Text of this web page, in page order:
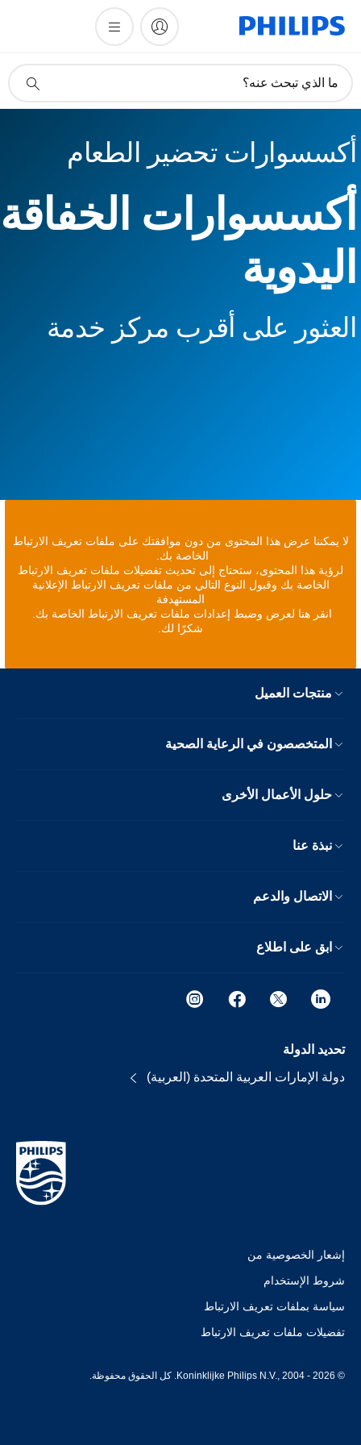
دعم
ما الذي تبحث عنه؟
أكسسوارات تحضير الطعام
أكسسوارات الخفاقة
اليدوية
العثور على أقرب مركز خدمة
لا يمكننا عرض هذا المحتوى من دون موافقتك على ملفات تعريف الارتباط
الخاصة بك.
لرؤية هذا المحتوى، ستحتاج إلى تحديث تفضيلات ملفات تعريف الارتباط
الخاصة بك وقبول النوع التالي من ملفات تعريف الارتباط الإعلانية
المستهدفة
انقر هنا لعرض وضبط إعدادات ملفات تعريف الارتباط الخاصة بك.
شكرًا لك.
منتجات العميل
المتخصصون في الرعاية الصحية
حلول الأعمال الأخرى
نبذة عنا
الاتصال والدعم
ابق على اطلاع
تحديد الدولة
دولة الإمارات العربية المتحدة (العربية)
إشعار الخصوصية من
شروط الإستخدام
سياسة بملفات تعريف الارتباط
تفضيلات ملفات تعريف الارتباط
© Koninklijke Philips N.V., 2004 - 2026. كل الحقوق محفوظة.